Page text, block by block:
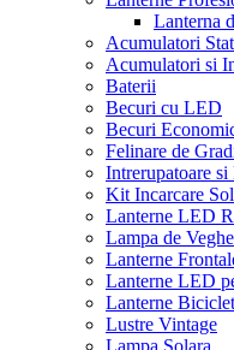
Lanterna
Acumulatori
Acumulatori si
Baterii
Becuri cu LED
Becuri
Felinare de
Intrerupatoare
Kit Incarcare
Lanterne LED
Lampa de Veghe
Lanterne
Lanterne LED
Lanterne
Lustre Vintage
Lampa Solara